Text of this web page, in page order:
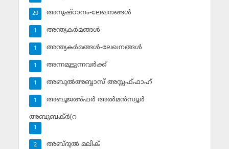
അനുഷ്ഠാനം-ലേഖനങ്ങള്‍
29
അന്ത്യകര്‍മങ്ങള്‍
1
അന്ത്യകര്‍മങ്ങള്‍-ലേഖനങ്ങള്‍
1
അന്നമൂട്ടുന്നവര്‍ക്ക്
1
അബുല്‍അബ്ബാസ് അസ്സഫ്ഫാഹ്‌
1
അബൂജഅ്ഫര്‍ അല്‍മന്‍സ്വൂര്‍
1
അബൂബക്ര്‍(റ
1
അബ്ദുല്‍ മലിക്‌
2